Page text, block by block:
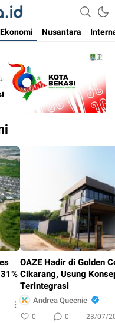
Kini
Ekonomi Nusantara
OAZE Hadir di Golden
Cikarang, Usung
Terintegrasi
Andrea Queenie
0 0 23/07/